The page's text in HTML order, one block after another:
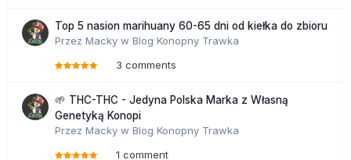
Top 5 nasion marihuany 60-65 dni od kiełka do zbioru
Przez Macky w Blog Konopny Trawka
3 comments
🌱 THC-THC - Jedyna Polska Marka z Własną
Genetyką Konopi
Przez Macky w Blog Konopny Trawka
1 comment